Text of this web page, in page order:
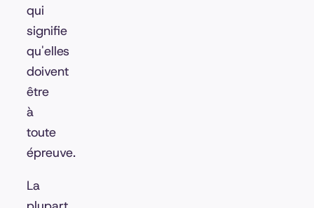
qui
signifie
qu'elles
doivent
être
à
toute
épreuve.
La